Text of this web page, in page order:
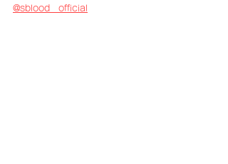
@sblood__official